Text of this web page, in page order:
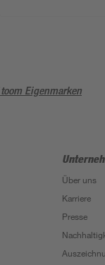
Eigenmarken
Über uns
Karriere
Presse